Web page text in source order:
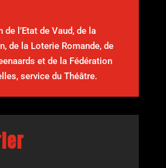
l’Etat de Vaud, de la
de la Loterie Romande, de
et de la Fédération
service du Théâtre.